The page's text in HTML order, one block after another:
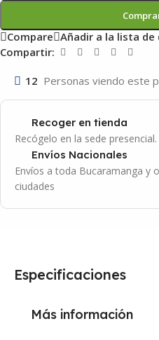
Compare Añadir a la lista de
Compartir:
12 Personas viendo este
Recoger en tienda
Recógelo en la sede presencial.
Envíos Nacionales
Envíos a toda Bucaramanga y
ciudades
Especificaciones
Más información